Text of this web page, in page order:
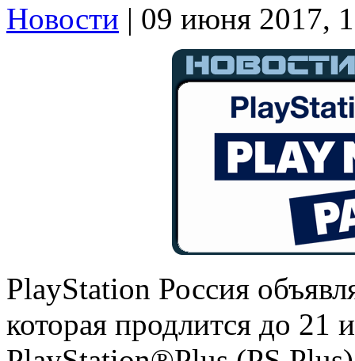
Новости | 09 июня 2017,
PlayStation Россия
которая продлится до 21